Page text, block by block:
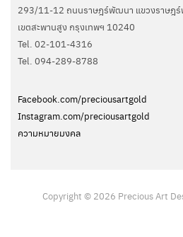
293/11-12 ถนนราษฎร์พัฒนา แขวงราษฎ
เขตสะพานสูง กรุงเทพฯ 10240
Tel. 02-101-4316
Tel. ‭094-289-8788‬
Facebook.com/preciousartgold
Instagram.com/preciousartgold
ความหมายมงคล
Copyright © 2026 Precious Art